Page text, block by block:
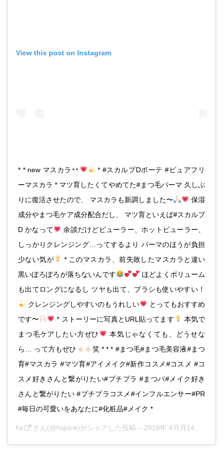
View this post on Instagram
* * new マスカラ
* #スカルプDボーテ #ピュアフリ
ーマスカラ * マツ育したくてやめてた#まつ毛パーマ 久しぶ
りに復活させたので、 マスカラも新調しました〜
保湿
成分やまつ毛ケア成分配合だし、 マツ育といえば#スカルプ
D かなって
余談だけどビューラー、ホットビューラー、
しっかりクレンジング…ってするより パーマのほうが負担
少ない気が
* このマスカラ、前失敗したマスカラと違い
黒いぽろぽろが落ちないんです
ほどよくボリューム
も出てロングになるし ツヤも出て、ブラシも使いやすい！
クレンジングしやすいのもうれしい
とってもおすすめ
です〜
* ストーリーに写真とURL貼ってます
本気で
まつ毛ケアしたい方ぜひ
本気じゃなくても、どうせな
ら… って方もぜひ
笑 * * * #まつ毛#まつ毛美容液#まつ
育#マスカラ #マツ育#アイメイク#新作コスメ#コスメ #コ
スメ好きさんと繋がりたい#プチプラ #まつパ#メイク好き
さんと繋がりたい #プチプラコスメ#インフルエンサー#PR
#毎日の可愛いをあなたに#化粧品#メイク *
hii さん(@hiipiink)がシェアした投稿 – 2018年 4月月14日午後11時29分PDT